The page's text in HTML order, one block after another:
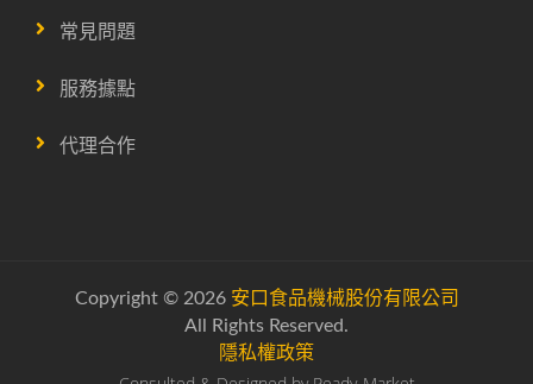
常見問題
服務據點
代理合作
Copyright © 2026 安口食品機械股份有限公司
All Rights Reserved.
隱私權政策